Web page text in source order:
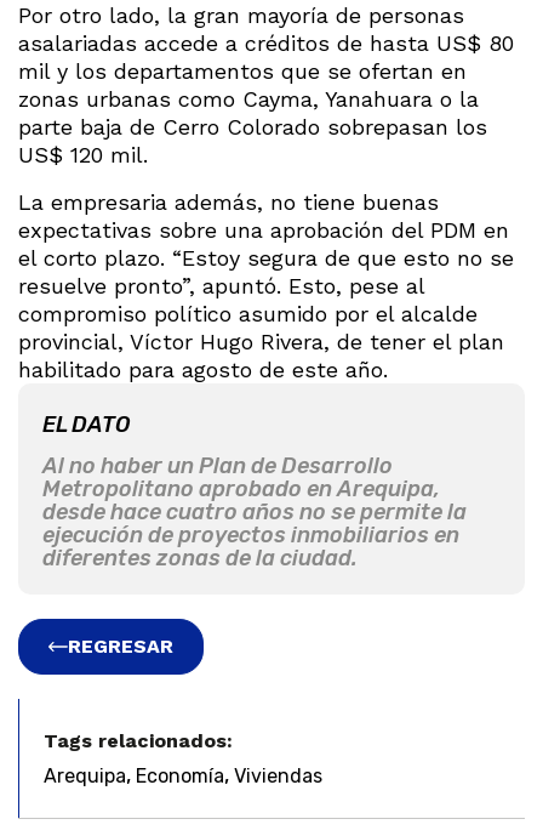
Por otro lado, la gran mayoría de personas
asalariadas accede a créditos de hasta US$ 80
mil y los departamentos que se ofertan en
zonas urbanas como Cayma, Yanahuara o la
parte baja de Cerro Colorado sobrepasan los
US$ 120 mil.
La empresaria además, no tiene buenas
expectativas sobre una aprobación del PDM en
el corto plazo. “Estoy segura de que esto no se
resuelve pronto”, apuntó. Esto, pese al
compromiso político asumido por el alcalde
provincial, Víctor Hugo Rivera, de tener el plan
habilitado para agosto de este año.
EL DATO
Al no haber un Plan de Desarrollo
Metropolitano aprobado en Arequipa,
desde hace cuatro años no se permite la
ejecución de proyectos inmobiliarios en
diferentes zonas de la ciudad.
REGRESAR
Tags relacionados:
Arequipa, Economía, Viviendas